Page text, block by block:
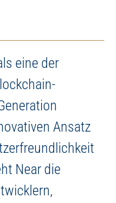
eine der
Ansatz
Near die